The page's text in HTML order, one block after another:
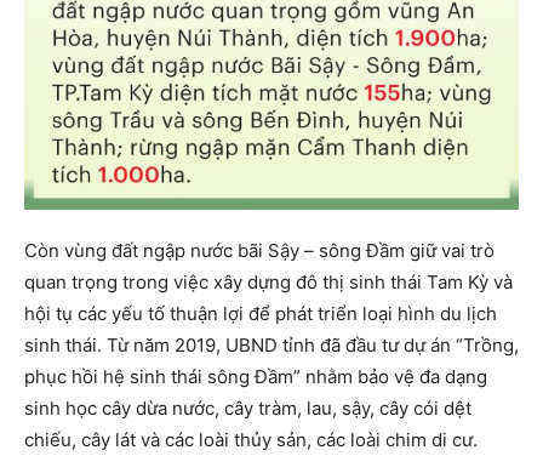
Còn vùng đất ngập nước bãi Sậy – sông Đầm giữ vai trò
quan trọng trong việc xây dựng đô thị sinh thái Tam Kỳ và
hội tụ các yếu tố thuận lợi để phát triển loại hình du lịch
sinh thái. Từ năm 2019, UBND tỉnh đã đầu tư dự án “Trồng,
phục hồi hệ sinh thái sông Đầm” nhằm bảo vệ đa dạng
sinh học cây dừa nước, cây tràm, lau, sậy, cây cói dệt
chiếu, cây lát và các loài thủy sản, các loài chim di cư.